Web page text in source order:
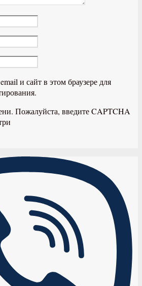
и сайт в этом браузере для
Пожалуйста, введите CAPTCHA